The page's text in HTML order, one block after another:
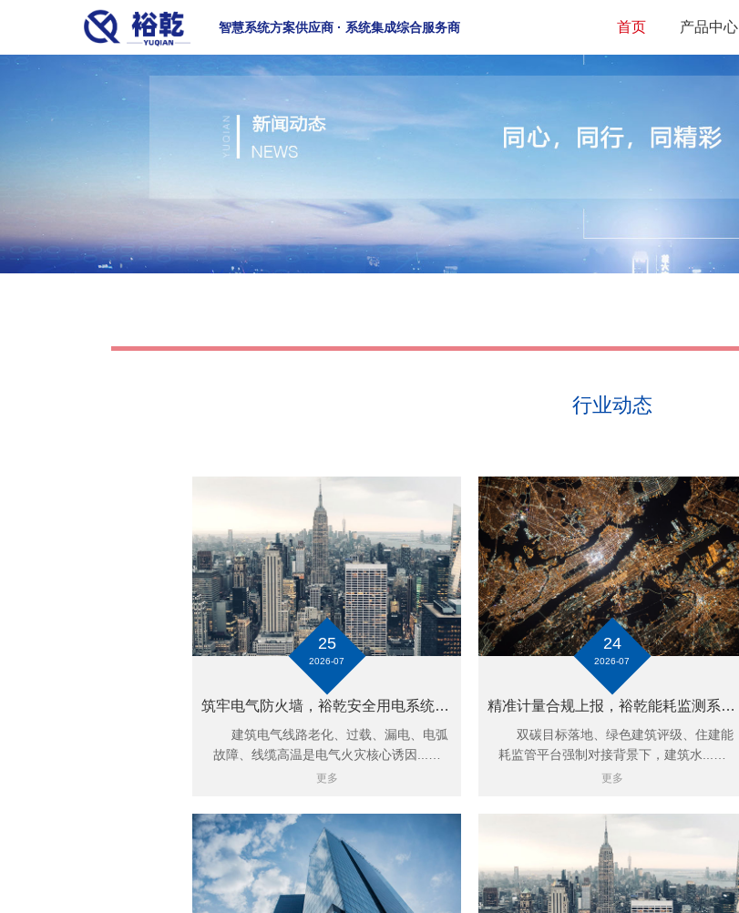
智慧系统方案供应商 · 系统集成综合服务商 首页 产品中心
行业动态
筑牢电气防火墙，裕乾安全用电系统 24 小时全天候防范电气火灾事故
建筑电气线路老化、过载、漏电、电弧
故障、线缆高温是电气火灾核心诱因...…
更多
25
2026-07
精准计量合规上报，裕乾能耗监测系统实现建筑全域能碳数字化管控
双碳目标落地、绿色建筑评级、住建能
耗监管平台强制对接背景下，建筑水...…
更多
24
2026-07